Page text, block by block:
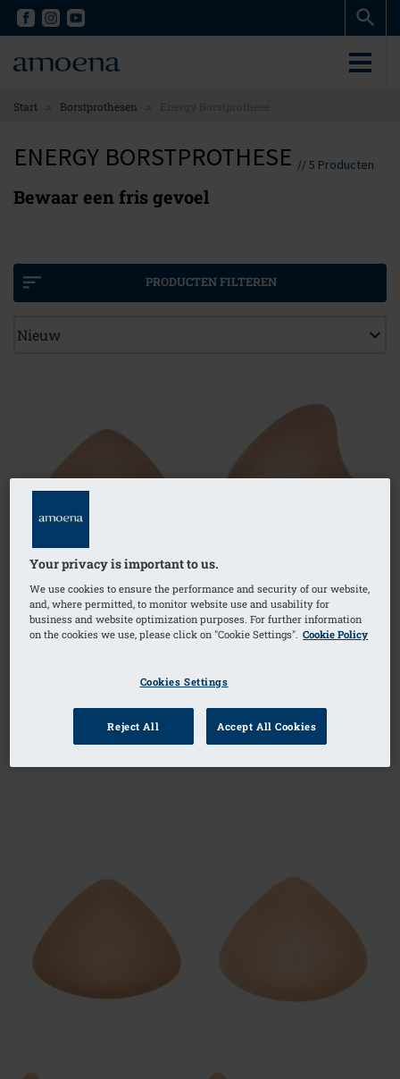
Skip
content
Skip
content
Start > Borstprothesen >
ENERGY BORSTPROTHESE //5 Producten
Bewaar een fris gevoel
PRODUCTEN FILTEREN
Borstprothese
Your privacy is important to us.
We use cookies to ensure the performance and security of our website,
and, where permitted, to monitor website use and usability for
business and website optimization purposes. For further information
on the cookies we use, please click on "Cookie Settings". Cookie Policy
Cookies Settings
Reject All Accept All Cookies